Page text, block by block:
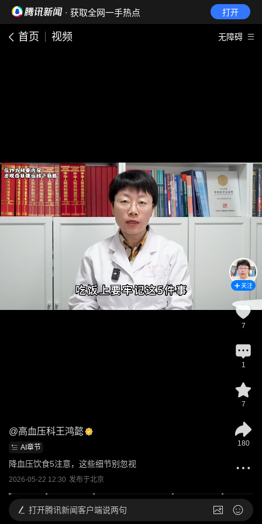
· 获取全网一手热点 打开
首页 视频 无障碍
@高血压科王鸿懿
AI章节
降血压饮食5注意，这些细节别忽视
2026-05-22 12:30 发布于北京
关注
7
1
7
180
打开腾讯新闻客户端说两句